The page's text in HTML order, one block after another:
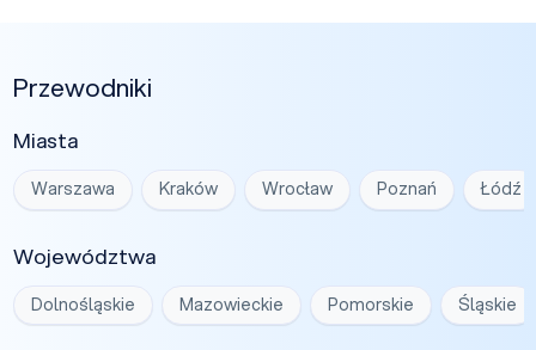
Przewodniki
Miasta
Warszawa Kraków Wrocław Poznań Łódź
Województwa
Dolnośląskie Mazowieckie Pomorskie Śląskie